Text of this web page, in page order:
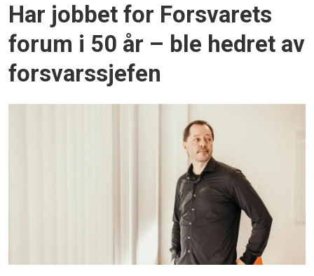
Har jobbet for Forsvarets
forum i 50 år – ble hedret av
forsvarssjefen